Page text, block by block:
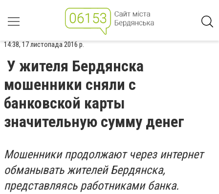
14:38, 17 листопада 2016 р.
У жителя Бердянска
мошенники сняли с
банковской карты
значительную сумму денег
Мошенники продолжают через интернет
обманывать жителей Бердянска,
представляясь работниками банка.